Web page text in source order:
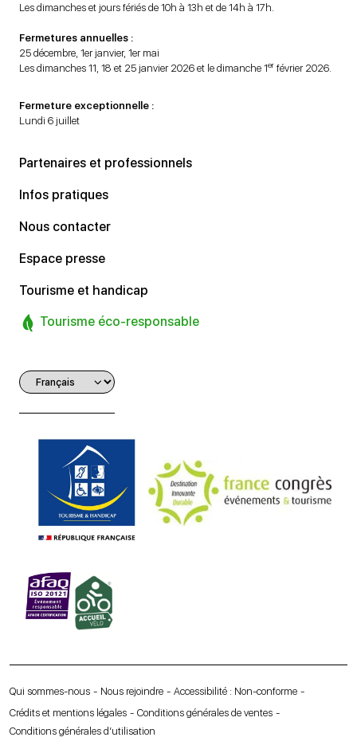
Les dimanches et jours fériés de 10h à 13h et de 14h à 17h.
Fermetures annuelles :
25 décembre, 1er janvier, 1er mai
Les dimanches 11, 18 et 25 janvier 2026 et le dimanche 1er février 2026.
Fermeture exceptionnelle :
Lundi 6 juillet
Partenaires et professionnels
Infos pratiques
Nous contacter
Espace presse
Tourisme et handicap
Tourisme éco-responsable
Qui sommes-nous Nous rejoindre
Accessibilité : Non-conforme
Crédits et mentions légales
Conditions générales de ventes
Conditions générales d’utilisation